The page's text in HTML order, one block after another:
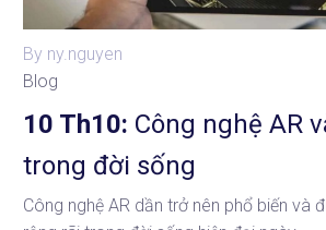
By ny.nguyen
Blog
10 Th10: Công nghệ AR
trong đời sống
Công nghệ AR dần trở nên phổ biến và